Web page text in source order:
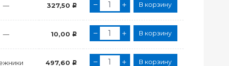
— 327,50 Р В корзину
— 10,00 Р В корзину
497,60 Р В корзину